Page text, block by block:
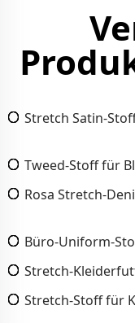
Stretch Satin-
Tweed-Stoff für
Rosa Stretch-
Büro-Uniform-
Stretch-
Stretch-Stoff für